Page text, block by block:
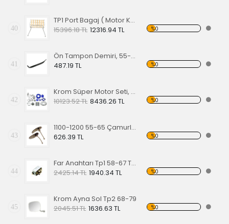
40
TP1 Port Bagaj ( Motor Kaput Üstü )
15396.18 TL 12316.94 TL %0
41
Ön Tampon Demiri, 55-67 EA
487.19 TL
%0
42
Krom Süper Motor Seti, Mavi
10123.52 TL 8436.26 TL %0
43
1100-1200 55-65 Çamurluk Sinyali Alt Lastiği Takımı
626.39 TL
%0
44
Far Anahtarı Tp1 58-67 Tp2 68-70 Tp3 64-67
2425.14 TL 1940.34 TL %0
45
Krom Ayna Sol Tp2 68-79
2045.51 TL 1636.63 TL %0